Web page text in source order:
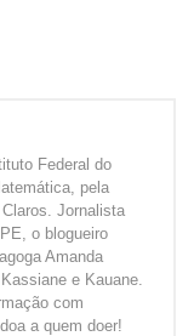
Federal do
pela
Jornalista
o blogueiro
Amanda
e Kauane.
com
a quem doer!